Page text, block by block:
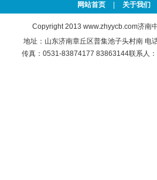
网站首页 关于我们
Copyright 2013 www.zhyycb.com济南
地址：山东济南章丘区普集池子头村南
传真：0531-83874177 83863144联系人